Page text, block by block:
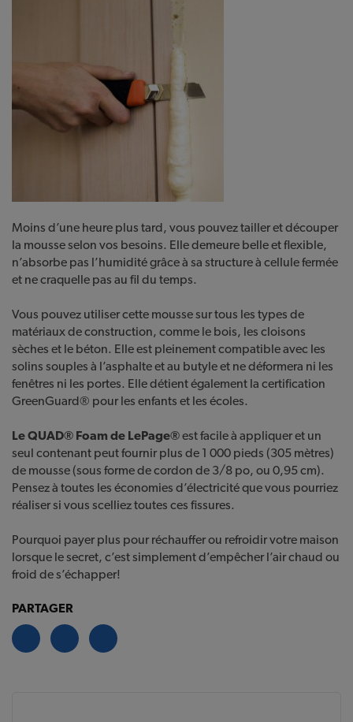
Moins d’une heure plus tard, vous pouvez tailler et découper
la mousse selon vos besoins. Elle demeure belle et flexible,
n’absorbe pas l’humidité grâce à sa structure à cellule fermée
et ne craquelle pas au fil du temps.
Vous pouvez utiliser cette mousse sur tous les types de
matériaux de construction, comme le bois, les cloisons
sèches et le béton. Elle est pleinement compatible avec les
solins souples à l’asphalte et au butyle et ne déformera ni les
fenêtres ni les portes. Elle détient également la certification
GreenGuard® pour les enfants et les écoles.
Le QUAD® Foam de LePage®est facile à appliquer et un
seul contenant peut fournir plus de 1 000 pieds (305 mètres)
de mousse (sous forme de cordon de 3/8 po, ou 0,95 cm).
Pensez à toutes les économies d’électricité que vous pourriez
réaliser si vous scelliez toutes ces fissures.
Pourquoi payer plus pour réchauffer ou refroidir votre maison
lorsque le secret, c’est simplement d’empêcher l’air chaud ou
froid de s’échapper!
PARTAGER